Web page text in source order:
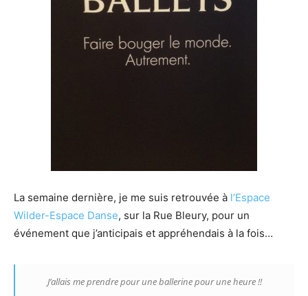
La semaine dernière, je me suis retrouvée à l’Espace
Wilder-Espace Danse, sur la Rue Bleury, pour un
événement que j’anticipais et appréhendais à la fois…
J’allais me prendre pour une ballerine pour une heure !!